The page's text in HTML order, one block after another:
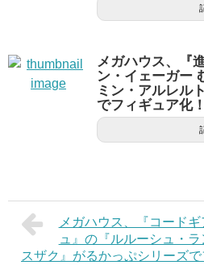
メガハウス、『
ン・イェーガー
ミン・アルレル
でフィギュア化
メガハウス、『コード
ュ』の『ルルーシュ・
スザク』がるかっぷシリーズ